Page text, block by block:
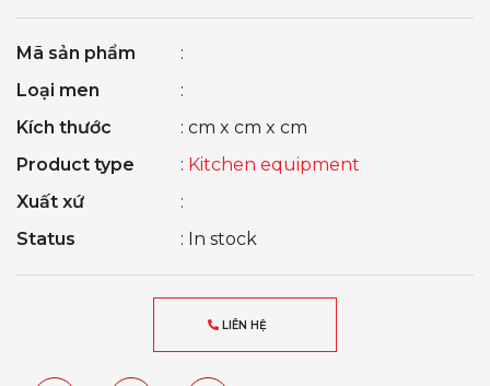
Mã sản phẩm
:
Loại men
:
Kích thước
: cm x cm x cm
Product type
: Kitchen equipment
Xuất xứ
:
Status
: In stock
LIÊN HỆ